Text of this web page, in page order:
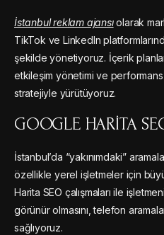
İstanbul reklam ajansıolarak
TikTok ve LinkedIn
şekilde yönetiyoruz. İçerik
etkileşim yönetimi ve
stratejiyle yürütüyoruz.
GOOGLE HARITA
İstanbul’da “yakınımdaki”
özellikle yerel işletmeler için
Harita SEO çalışmaları ile
görünür olmasını, telefon
sağlıyoruz.